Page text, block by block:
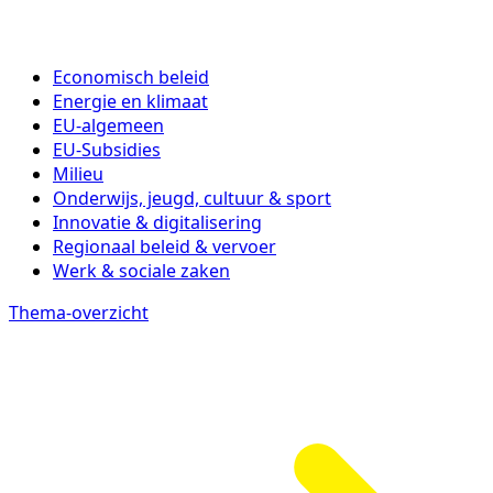
Economisch beleid
Energie en klimaat
EU-algemeen
EU-Subsidies
Milieu
Onderwijs, jeugd, cultuur & sport
Innovatie & digitalisering
Regionaal beleid & vervoer
Werk & sociale zaken
Thema-overzicht